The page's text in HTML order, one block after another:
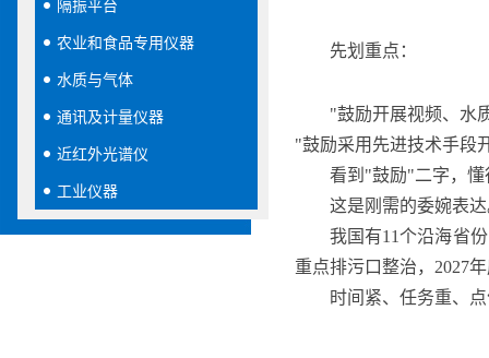
隔振平台
农业和食品专用仪器
水质与气体
通讯及计量仪器
近红外光谱仪
工业仪器
先划重点：
"鼓励开展视频、水
"鼓励采用先进技术手段
看到"鼓励"二字，
这是刚需的委婉表
我国有11个沿海省
重点排污口整治，2027
时间紧、任务重、